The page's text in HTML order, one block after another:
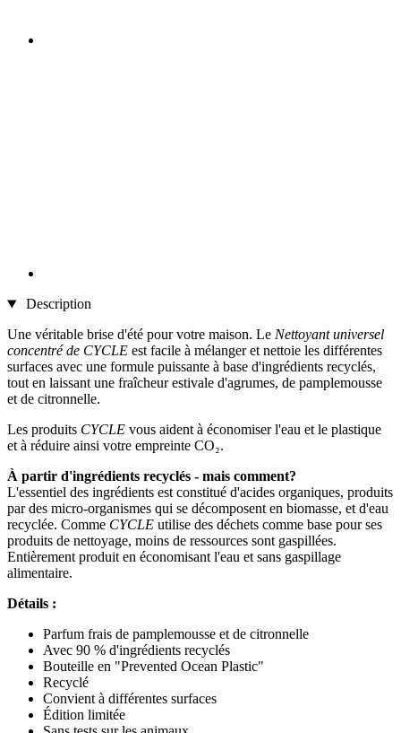
Description
Une véritable brise d'été pour votre maison. Le Nettoyant universel
concentré de CYCLE est facile à mélanger et nettoie les différentes
surfaces avec une formule puissante à base d'ingrédients recyclés,
tout en laissant une fraîcheur estivale d'agrumes, de pamplemousse
et de citronnelle.
Les produits CYCLE vous aident à économiser l'eau et le plastique
et à réduire ainsi votre empreinte CO₂.
À partir d'ingrédients recyclés - mais comment?
L'essentiel des ingrédients est constitué d'acides organiques, produits
par des micro-organismes qui se décomposent en biomasse, et d'eau
recyclée. Comme CYCLE utilise des déchets comme base pour ses
produits de nettoyage, moins de ressources sont gaspillées.
Entièrement produit en économisant l'eau et sans gaspillage
alimentaire.
Détails :
Parfum frais de pamplemousse et de citronnelle
Avec 90 % d'ingrédients recyclés
Bouteille en "Prevented Ocean Plastic"
Recyclé
Convient à différentes surfaces
Édition limitée